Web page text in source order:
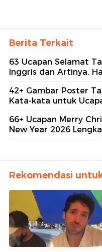
Berita Terkait
63 Ucapan Selamat
Inggris dan Artinya,
42+ Gambar Poster
Kata-kata untuk
66+ Ucapan Merry
New Year 2026
Rekomendasi